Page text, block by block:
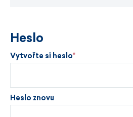
Heslo
Vytvořte si heslo
Heslo znovu